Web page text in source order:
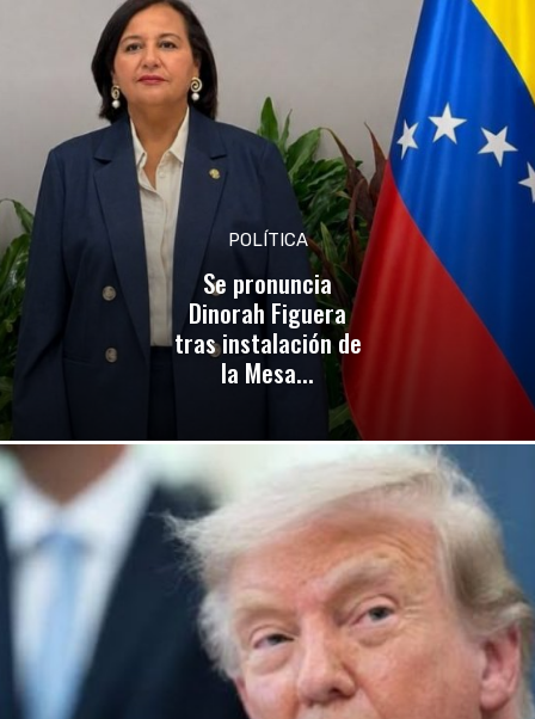
POLÍTICA
Se pronuncia
Dinorah Figuera
tras instalación de
la Mesa...